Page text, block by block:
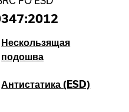
Нескользящая
подошва
Антистатика (ESD)